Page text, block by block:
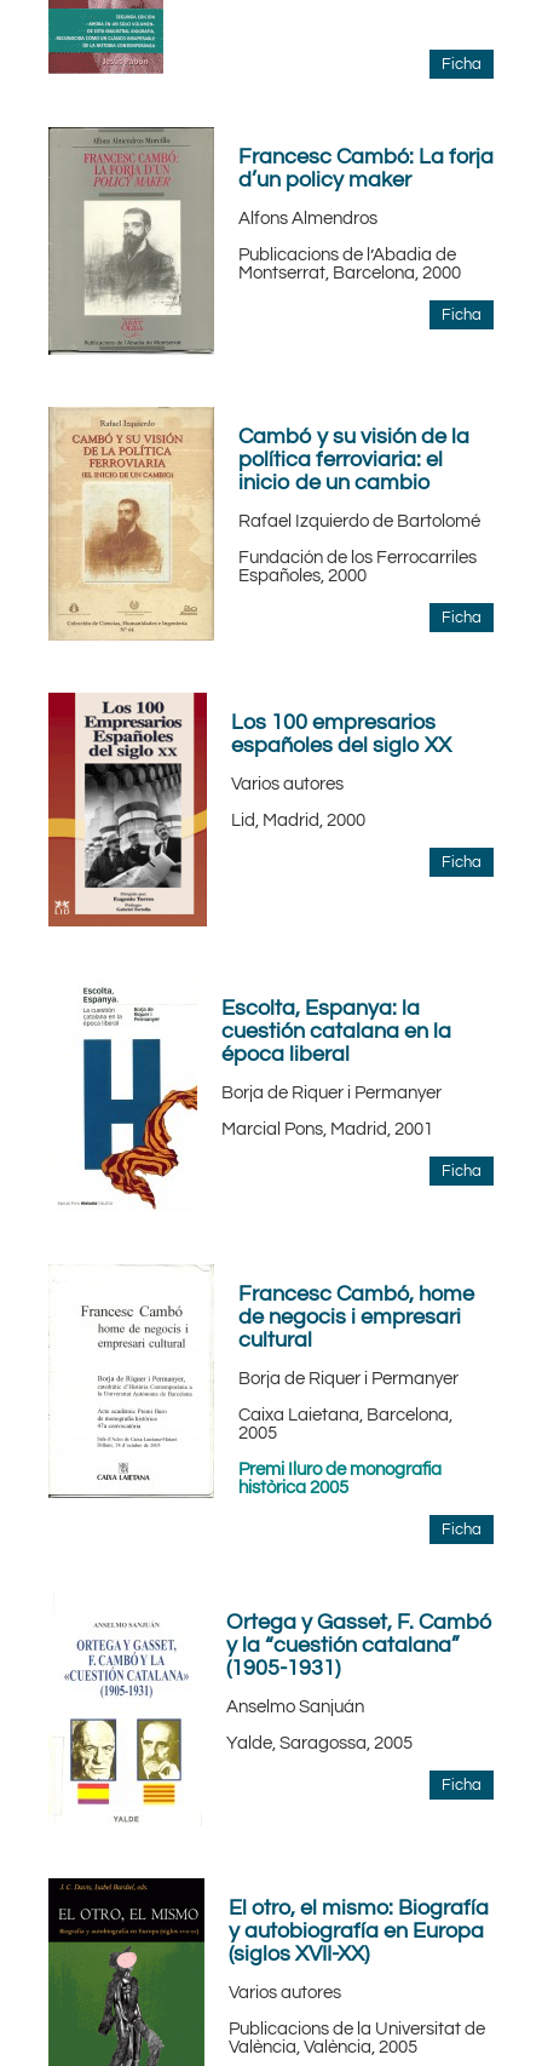
Ficha
Francesc Cambó: La forja
d’un policy maker
Alfons Almendros
Publicacions de l’Abadia de
Montserrat, Barcelona, 2000
Ficha
Cambó y su visión de la
política ferroviaria: el
inicio de un cambio
Rafael Izquierdo de Bartolomé
Fundación de los Ferrocarriles
Españoles, 2000
Ficha
Los 100 empresarios
españoles del siglo XX
Varios autores
Lid, Madrid, 2000
Ficha
Escolta, Espanya: la
cuestión catalana en la
época liberal
Borja de Riquer i Permanyer
Marcial Pons, Madrid, 2001
Ficha
Francesc Cambó, home
de negocis i empresari
cultural
Borja de Riquer i Permanyer
Caixa Laietana, Barcelona,
2005
Premi Iluro de monografia
històrica 2005
Ficha
Ortega y Gasset, F. Cambó
y la “cuestión catalana”
(1905-1931)
Anselmo Sanjuán
Yalde, Saragossa, 2005
Ficha
El otro, el mismo: Biografía
y autobiografía en Europa
(siglos XVII-XX)
Varios autores
Publicacions de la Universitat de
València, València, 2005